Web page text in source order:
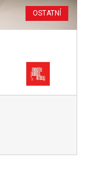
OSTATNÍ